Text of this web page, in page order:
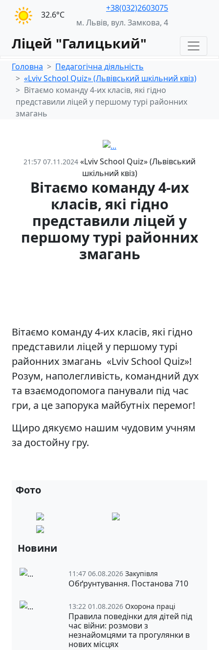
32.6°С
+38(032)2603075
м. Львів, вул. Замкова, 4
Ліцей "Галицький"
Головна
Педагогічна діяльність
«Lviv School Quiz» (Львівський шкільний квіз)
Вітаємо команду 4-их класів, які гідно
представили ліцей у першому турі районних
змагань
21:57 07.11.2024 «Lviv School Quiz» (Львівський
шкільний квіз)
Вітаємо команду 4-их
класів, які гідно
представили ліцей у
першому турі районних
змагань
Вітаємо команду 4-их класів, які гідно
представили ліцей у першому турі
районних змагань «Lviv School Quiz»!
Розум, наполегливість, командний дух
та взаємодопомога панували під час
гри, а це запорука майбутніх перемог!
Щиро дякуємо нашим чудовим учням
за достойну гру.
Фото
Новини
11:47 06.08.2026 Закупівля
Обґрунтування. Постанова 710
13:22 01.08.2026 Охорона праці
Правила поведінки для дітей під
час війни: розмови з
незнайомцями та прогулянки в
нових місцях